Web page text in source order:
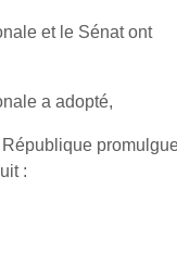
et le Sénat ont
a adopté,
: